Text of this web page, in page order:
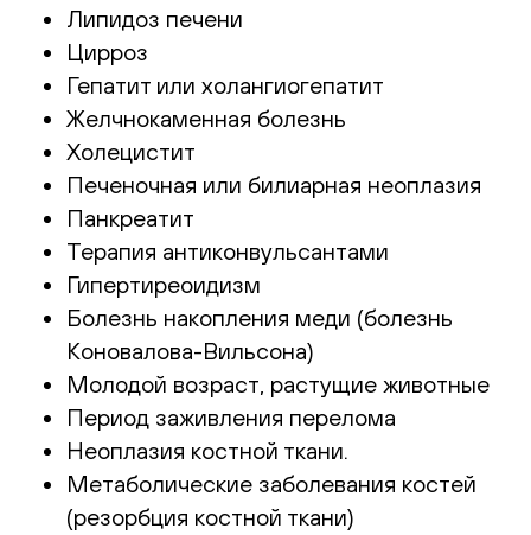
Липидоз печени
Цирроз
Гепатит или холангиогепатит
Желчнокаменная болезнь
Холецистит
Печеночная или билиарная неоплазия
Панкреатит
Терапия антиконвульсантами
Гипертиреоидизм
Болезнь накопления меди (болезнь
Коновалова-Вильсона)
Молодой возраст, растущие животные
Период заживления перелома
Неоплазия костной ткани.
Метаболические заболевания костей
(резорбция костной ткани)